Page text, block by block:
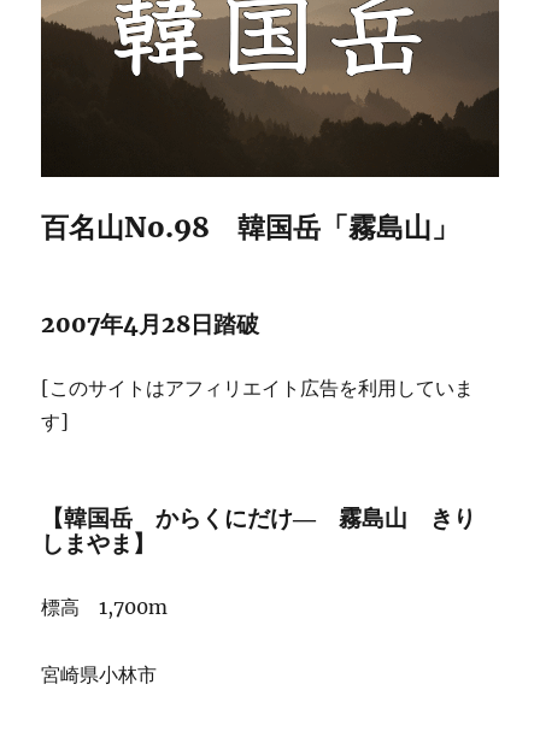
百名山No.98 韓国岳「霧島山」
2007年4月28日踏破
[このサイトはアフィリエイト広告を利用していま
す]
【韓国岳 からくにだけ― 霧島山 きり
しまやま】
標高 1,700m
宮崎県小林市